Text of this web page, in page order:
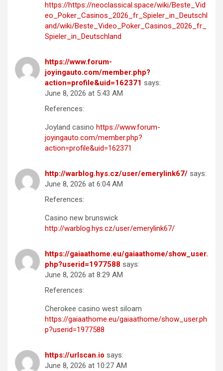
https://https://neoclassical.space/wiki/Beste_Vid
eo_Poker_Casinos_2026_fr_Spieler_in_Deutschl
and/wiki/Beste_Video_Poker_Casinos_2026_fr_
Spieler_in_Deutschland
https://www.forum-
joyingauto.com/member.php?
action=profile&uid=162371 says:
June 8, 2026 at 5:43 AM
References:
Joyland casino https://www.forum-
joyingauto.com/member.php?
action=profile&uid=162371
http://warblog.hys.cz/user/emerylink67/ says:
June 8, 2026 at 6:04 AM
References:
Casino new brunswick
http://warblog.hys.cz/user/emerylink67/
https://gaiaathome.eu/gaiaathome/show_user.
php?userid=1977588 says:
June 8, 2026 at 8:29 AM
References:
Cherokee casino west siloam
https://gaiaathome.eu/gaiaathome/show_user.ph
p?userid=1977588
https://urlscan.io says:
June 8, 2026 at 10:27 AM